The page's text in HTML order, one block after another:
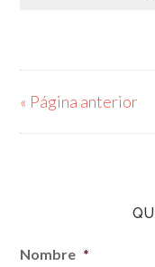
« Página anterior
Nombre *